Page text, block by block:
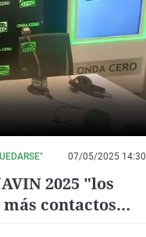
07/05/2025 14:30
2025 "los
contactos